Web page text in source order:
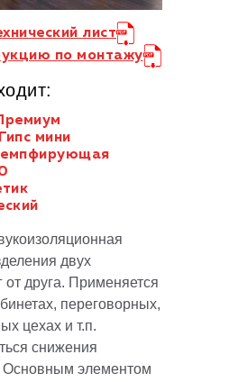
двух
друга. Применяется
переговорных,
цехах и т.п.
снижения
Основным элементом
мини
лист
по монтажу